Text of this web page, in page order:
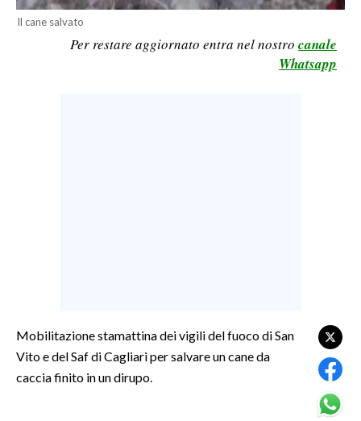
LAVORO
CULTURA
Il cane salvato
Per restare aggiornato entra nel nostro canale
Whatsapp
Mobilitazione stamattina dei vigili del fuoco di San
Vito e del Saf di Cagliari per salvare un cane da
caccia finito in un dirupo.